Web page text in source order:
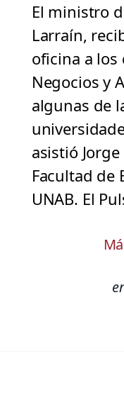
El ministro
Larraín,
oficina a los
Negocios y
algunas de
asistió
Facultad de
UNAB. El